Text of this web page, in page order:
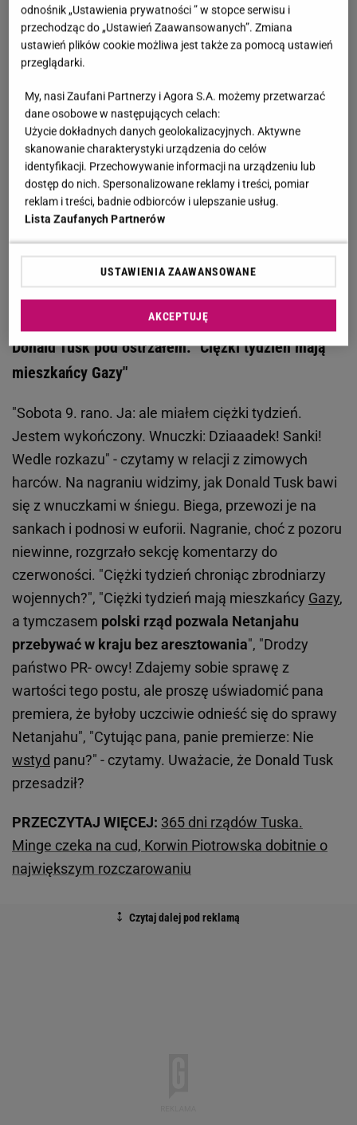
Zobacz wideoDonald Tusk: Polska będzie silna jak
nigdy, a Bałtyk dobrze chroniony
Donald Tusk pod ostrzałem. "Ciężki tydzień mają
mieszkańcy Gazy"
"Sobota 9. rano. Ja: ale miałem ciężki tydzień.
Jestem wykończony. Wnuczki: Dziaaadek! Sanki!
Wedle rozkazu" - czytamy w relacji z zimowych
harców. Na nagraniu widzimy, jak Donald Tusk bawi
się z wnuczkami w śniegu. Biega, przewozi je na
sankach i podnosi w euforii. Nagranie, choć z pozoru
niewinne, rozgrzało sekcję komentarzy do
czerwoności. "Ciężki tydzień chroniąc zbrodniarzy
wojennych?", "Ciężki tydzień mają mieszkańcy Gazy,
a tymczasem polski rząd pozwala Netanjahu
przebywać w kraju bez aresztowania", "Drodzy
państwo PR- owcy! Zdajemy sobie sprawę z
wartości tego postu, ale proszę uświadomić pana
premiera, że byłoby uczciwie odnieść się do sprawy
Netanjahu", "Cytując pana, panie premierze: Nie
wstyd panu?" - czytamy. Uważacie, że Donald Tusk
przesadził?
PRZECZYTAJ WIĘCEJ: 365 dni rządów Tuska.
Minge czeka na cud, Korwin Piotrowska dobitnie o
największym rozczarowaniu
odnośnik „Ustawienia prywatności ” w stopce serwisu i
przechodząc do „Ustawień Zaawansowanych”. Zmiana
ustawień plików cookie możliwa jest także za pomocą ustawień
przeglądarki.
My, nasi Zaufani Partnerzy i Agora S.A. możemy przetwarzać
dane osobowe w następujących celach:
Użycie dokładnych danych geolokalizacyjnych. Aktywne
skanowanie charakterystyki urządzenia do celów
identyfikacji. Przechowywanie informacji na urządzeniu lub
dostęp do nich. Spersonalizowane reklamy i treści, pomiar
reklam i treści, badnie odbiorców i ulepszanie usług.
Lista Zaufanych Partnerów
USTAWIENIA ZAAWANSOWANE
AKCEPTUJĘ